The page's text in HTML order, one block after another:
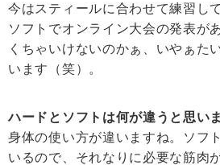
今はスティールに合わせて練習し
ソフトでオンライン大会の発表が
くちゃいけないのかぁ、いやぁた
います（笑）。
ハードとソフトは何が違うと思い
身体の使い方が違いますね。ソフ
いるので、それなりに必要な筋肉